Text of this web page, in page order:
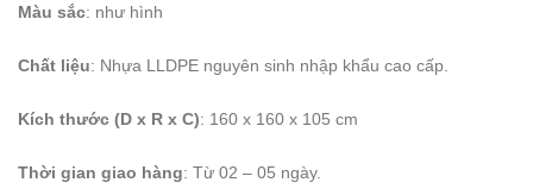
Màu sắc: như hình
Chất liệu: Nhựa LLDPE nguyên sinh nhập khẩu cao cấp.
Kích thước (D x R x C): 160 x 160 x 105 cm
Thời gian giao hàng: Từ 02 – 05 ngày.